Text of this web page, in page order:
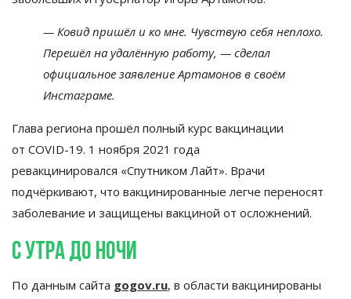
— Ковид пришёл и ко мне. Чувствую себя неплохо.
Перешёл на удалённую работу, — сделал
официальное заявление Артамонов в своём
Инстаграме.
Глава региона прошёл полный курс вакцинации
от COVID-19. 1 ноября 2021 года
ревакцинировался «Спутником Лайт». Врачи
подчёркивают, что вакцинированные легче переносят
заболевание и защищены вакциной от осложнений.
Сутра до ночи
По данным сайта gogov.ru, в области вакцинированы